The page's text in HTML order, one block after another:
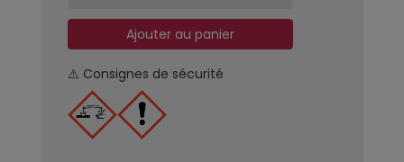
Ajouter au panier
⚠️ Consignes de sécurité